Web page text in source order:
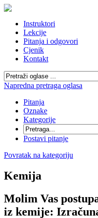
Instruktori
Lekcije
Pitanja i odgovori
Cjenik
Kontakt
Napredna pretraga oglasa
Pitanja
Oznake
Kategorije
Postavi pitanje
Povratak na kategoriju
Kemija
Molim Vas
iz kemije: